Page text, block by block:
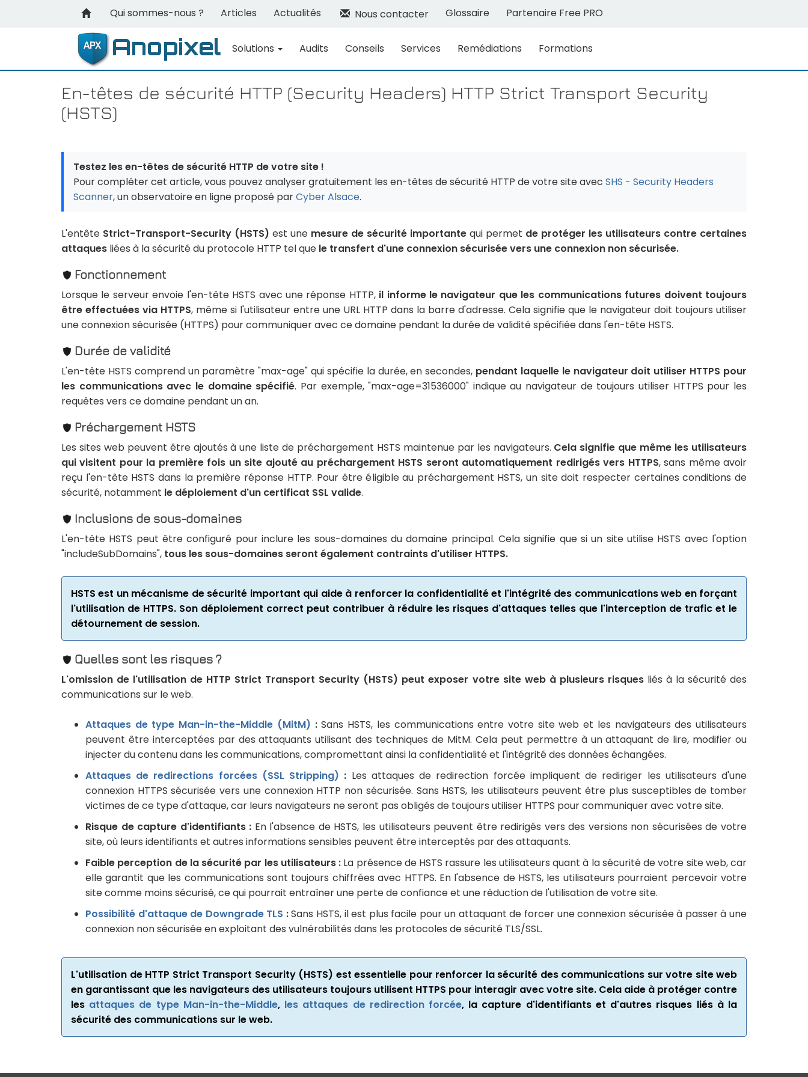
Qui sommes-nous ? Articles Actualités Nous contacter Glossaire Partenaire Free PRO
Solutions Audits Conseils Services Remédiations Formations
En-têtes de sécurité HTTP (Security Headers) HTTP Strict Transport Security
(HSTS)
Testez les en-têtes de sécurité HTTP de votre site !
Pour compléter cet article, vous pouvez analyser gratuitement les en-têtes de sécurité HTTP de votre site avec SHS - Security Headers
Scanner, un observatoire en ligne proposé parCyber Alsace.
L'entête Strict-Transport-Security (HSTS) est une mesure de sécurité importante qui permet de protéger les utilisateurs contre certaines
attaques liées à la sécurité du protocole HTTP tel que le transfert d'une connexion sécurisée vers une connexion non sécurisée.
Fonctionnement
Lorsque le serveur envoie l'en-tête HSTS avec une réponse HTTP, il informe le navigateur que les communications futures doivent toujours
être effectuées via HTTPS, même si l'utilisateur entre une URL HTTP dans la barre d'adresse. Cela signifie que le navigateur doit toujours utiliser
une connexion sécurisée (HTTPS) pour communiquer avec ce domaine pendant la durée de validité spécifiée dans l'en-tête HSTS.
Durée de validité
L'en-tête HSTS comprend un paramètre "max-age" qui spécifie la durée, en secondes, pendant laquelle le navigateur doit utiliser HTTPS pour
les communications avec le domaine spécifié. Par exemple, "max-age=31536000" indique au navigateur de toujours utiliser HTTPS pour les
requêtes vers ce domaine pendant un an.
Préchargement HSTS
Les sites web peuvent être ajoutés à une liste de préchargement HSTS maintenue par les navigateurs. Cela signifie que même les utilisateurs
qui visitent pour la première fois un site ajouté au préchargement HSTS seront automatiquement redirigés vers HTTPS, sans même avoir
reçu l'en-tête HSTS dans la première réponse HTTP. Pour être éligible au préchargement HSTS, un site doit respecter certaines conditions de
sécurité, notamment le déploiement d'un certificat SSL valide.
Inclusions de sous-domaines
L'en-tête HSTS peut être configuré pour inclure les sous-domaines du domaine principal. Cela signifie que si un site utilise HSTS avec l'option
"includeSubDomains", tous les sous-domaines seront également contraints d'utiliser HTTPS.
HSTS est un mécanisme de sécurité important qui aide à renforcer la confidentialité et l'intégrité des communications web en forçant
l'utilisation de HTTPS. Son déploiement correct peut contribuer à réduire les risques d'attaques telles que l'interception de trafic et le
détournement de session.
Quelles sont les risques ?
L'omission de l'utilisation de HTTP Strict Transport Security (HSTS) peut exposer votre site web à plusieurs risquesliés à la sécurité des
communications sur le web.
Attaques de type Man-in-the-Middle (MitM) :Sans HSTS, les communications entre votre site web et les navigateurs des utilisateurs
peuvent être interceptées par des attaquants utilisant des techniques de MitM. Cela peut permettre à un attaquant de lire, modifier ou
injecter du contenu dans les communications, compromettant ainsi la confidentialité et l'intégrité des données échangées.
Attaques de redirections forcées (SSL Stripping) : Les attaques de redirection forcée impliquent de rediriger les utilisateurs d'une
connexion HTTPS sécurisée vers une connexion HTTP non sécurisée. Sans HSTS, les utilisateurs peuvent être plus susceptibles de tomber
victimes de ce type d'attaque, car leurs navigateurs ne seront pas obligés de toujours utiliser HTTPS pour communiquer avec votre site.
Risque de capture d'identifiants : En l'absence de HSTS, les utilisateurs peuvent être redirigés vers des versions non sécurisées de votre
site, où leurs identifiants et autres informations sensibles peuvent être interceptés par des attaquants.
Faible perception de la sécurité par les utilisateurs : La présence de HSTS rassure les utilisateurs quant à la sécurité de votre site web, car
elle garantit que les communications sont toujours chiffrées avec HTTPS. En l'absence de HSTS, les utilisateurs pourraient percevoir votre
site comme moins sécurisé, ce qui pourrait entraîner une perte de confiance et une réduction de l'utilisation de votre site.
Possibilité d'attaque de Downgrade TLS :Sans HSTS, il est plus facile pour un attaquant de forcer une connexion sécurisée à passer à une
connexion non sécurisée en exploitant des vulnérabilités dans les protocoles de sécurité TLS/SSL.
L'utilisation de HTTP Strict Transport Security (HSTS) est essentielle pour renforcer la sécurité des communications sur votre site web
en garantissant que les navigateurs des utilisateurs toujours utilisent HTTPS pour interagir avec votre site. Cela aide à protéger contre
les attaques de type Man-in-the-Middle, les attaques de redirection forcée, la capture d'identifiants et d'autres risques liés à la
sécurité des communications sur le web.